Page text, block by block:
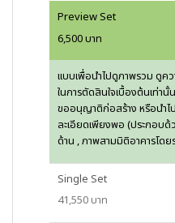
Preview Set
6,500 บาท
แบบเพื่อนำไปดูภาพรวม ดูคว
ในการตัดสินใจเบื้องต้นเท่า
ขออนุญาติก่อสร้าง หรือนำไ
ละเอียดเพียงพอ (ประกอบ
ด้าน , ภาพสามมิติอาคารโด
Single Set
41,550 บาท